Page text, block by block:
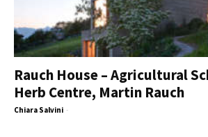
Rauch House – Agricultural
Herb Centre, Martin Rauch
Chiara Salvini -